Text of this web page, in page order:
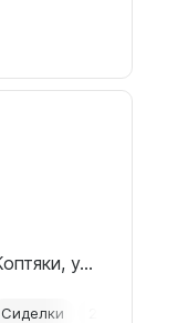
Свердловская область, МО г. Среднеуральск, д. Коптяки, ул.Исетская 31
Сиделки